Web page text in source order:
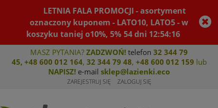
LETNIA FALA PROMOCJI - asortyment
oznaczony kuponem - LATO10, LATO5 - w
koszyku taniej o10%, 5% 54dni 12:54:16
MASZ PYTANIA? ZADZWOŃ! telefon 32 344 79
45, +48 600 012 164, 32 344 79 48, +48 600 012 159 lub
NAPISZ! e-mail sklep@lazienki.eco
ZAREJESTRUJ SIĘ ZALOGUJ SIĘ